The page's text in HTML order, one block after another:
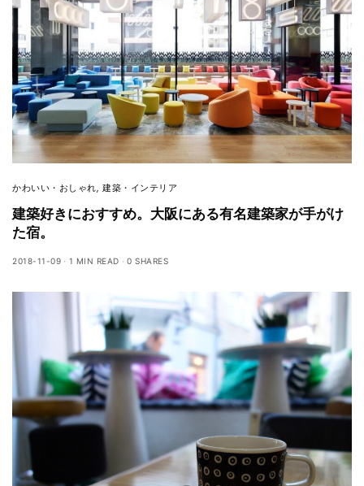
かわいい・おしゃれ,建築・インテリア
建築好きにおすすめ。大阪にある有名建築家が手がけ
た宿。
2018-11-09 1 MIN READ 0 SHARES